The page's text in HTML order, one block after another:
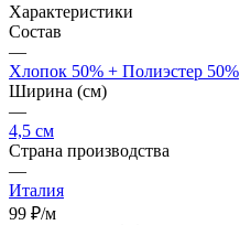
Характеристики
Состав
—
Хлопок 50% + Полиэстер 50%
Ширина (см)
—
4,5 см
Страна производства
—
Италия
99 ₽/м